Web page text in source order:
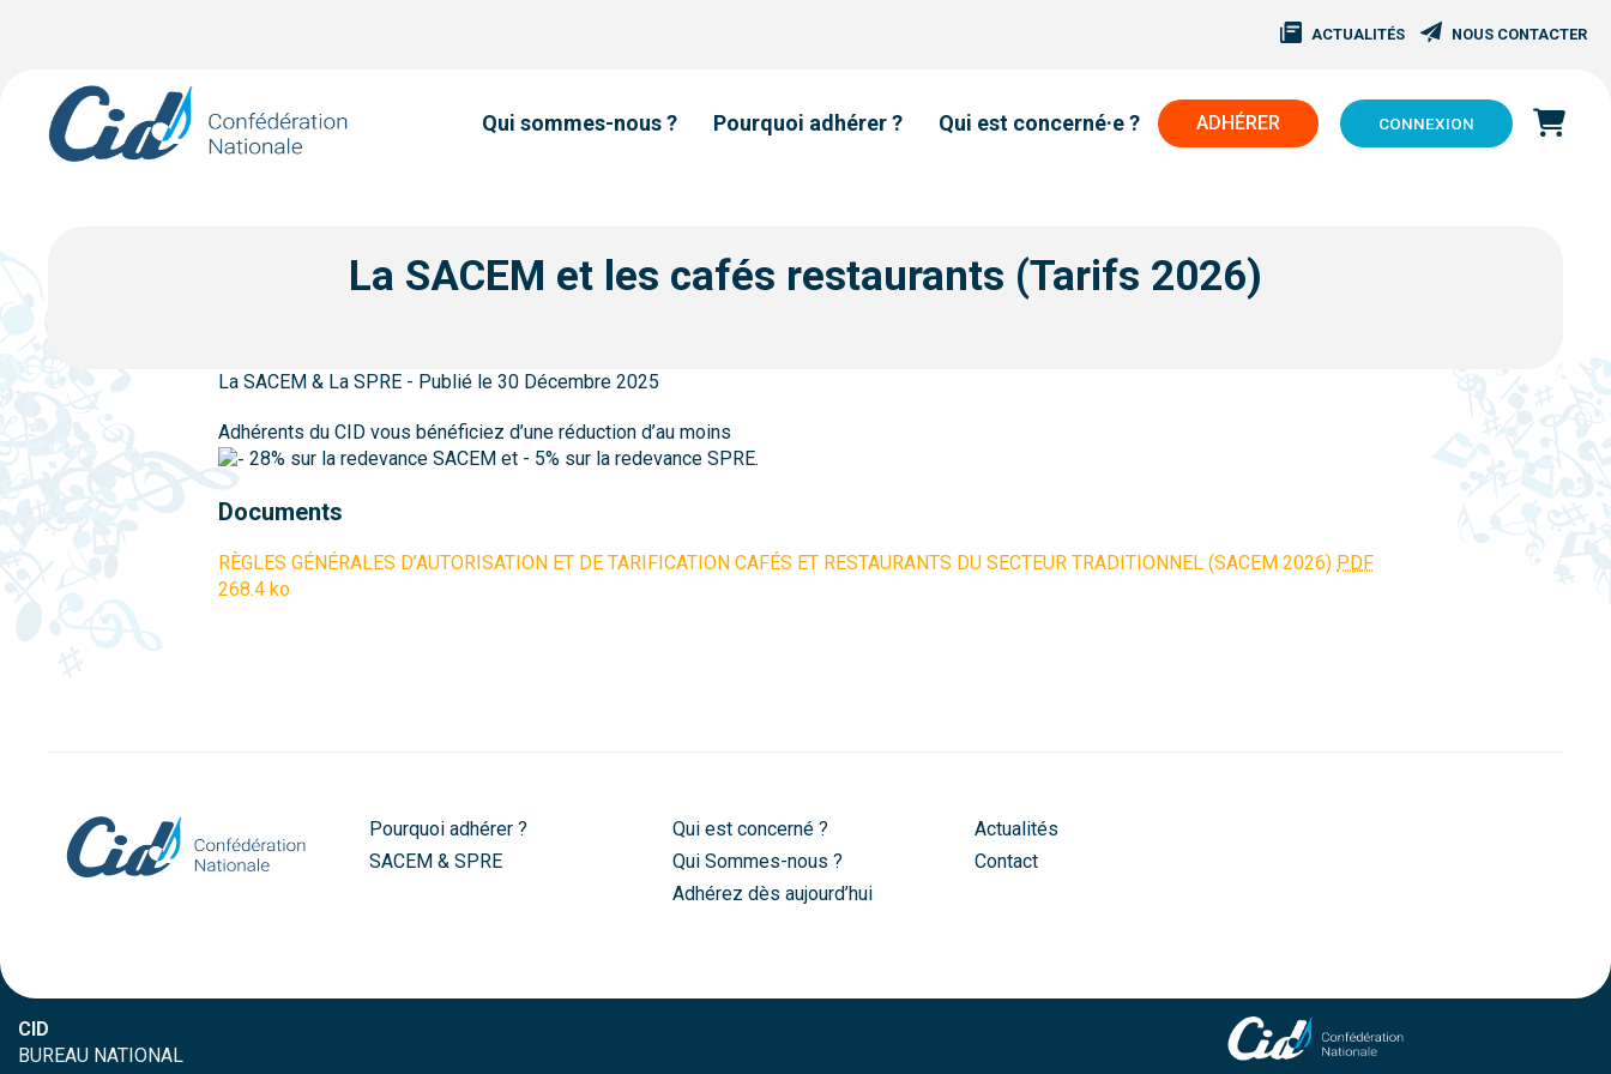
ACTUALITÉS NOUS CONTACTER
Qui sommes-nous ? Pourquoi adhérer ? Qui est concerné·e ? ADHÉRER CONNEXION
La SACEM et les cafés restaurants (Tarifs 2026)
La SACEM & La SPRE - Publié le 30 Décembre 2025
Adhérents du CID vous bénéficiez d’une réduction d’au moins
28% sur la redevance SACEM et - 5% sur la redevance SPRE.
Documents
RÈGLES GÉNÉRALES D’AUTORISATION ET DE TARIFICATION CAFÉS ET RESTAURANTS DU SECTEUR TRADITIONNEL (SACEM 2026) PDF
268.4 ko
Pourquoi adhérer ?
SACEM & SPRE
Qui est concerné ?
Qui Sommes-nous ?
Adhérez dès aujourd’hui
Actualités
Contact
CID
BUREAU NATIONAL